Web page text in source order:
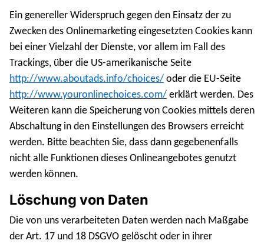
Ein genereller Widerspruch gegen den Einsatz der zu
Zwecken des Onlinemarketing eingesetzten Cookies kann
bei einer Vielzahl der Dienste, vor allem im Fall des
Trackings, über die US-amerikanische Seite
http://www.aboutads.info/choices/ oder die EU-Seite
http://www.youronlinechoices.com/ erklärt werden. Des
Weiteren kann die Speicherung von Cookies mittels deren
Abschaltung in den Einstellungen des Browsers erreicht
werden. Bitte beachten Sie, dass dann gegebenenfalls
nicht alle Funktionen dieses Onlineangebotes genutzt
werden können.
Löschung von Daten
Die von uns verarbeiteten Daten werden nach Maßgabe
der Art. 17 und 18 DSGVO gelöscht oder in ihrer